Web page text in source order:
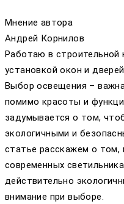
Мнение автора
Андрей Корнилов
Работаю в строительной
установкой окон и дверей
Выбор освещения –
помимо красоты и
задумывается о том,
экологичными и
статье расскажем о том,
современных
действительно
внимание при выборе.